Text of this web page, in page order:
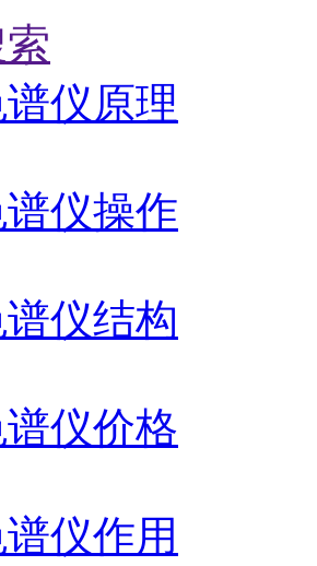
仪原理
仪操作
仪结构
仪价格
仪作用